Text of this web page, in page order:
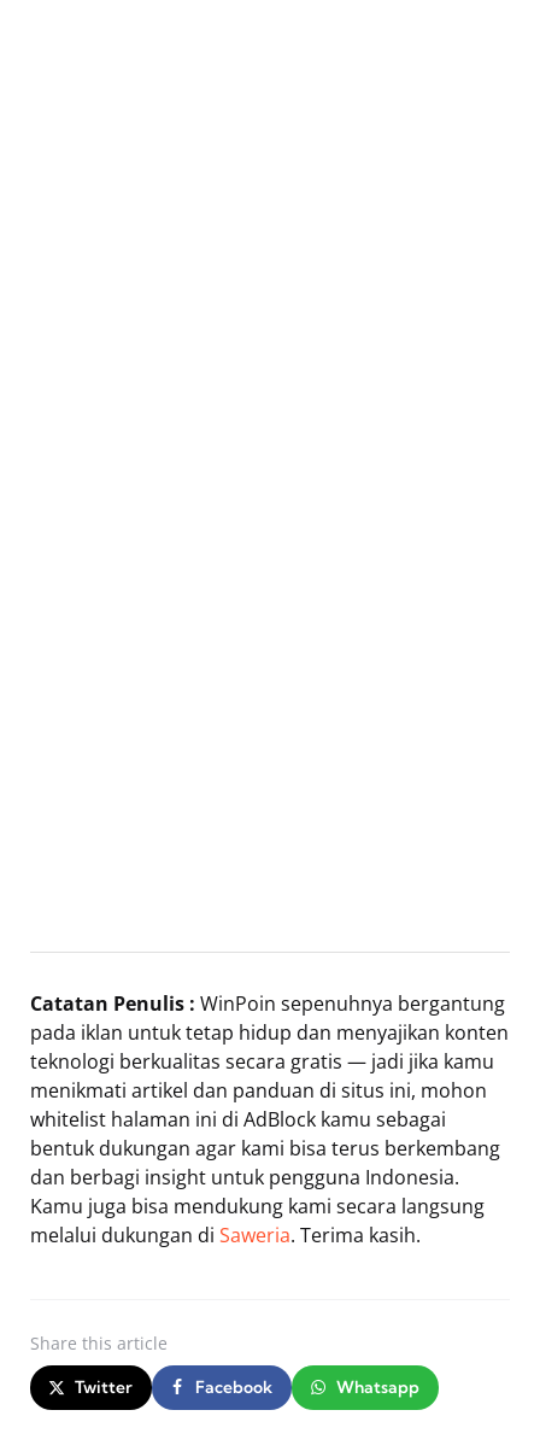
Catatan Penulis : WinPoin sepenuhnya bergantung
pada iklan untuk tetap hidup dan menyajikan konten
teknologi berkualitas secara gratis — jadi jika kamu
menikmati artikel dan panduan di situs ini, mohon
whitelist halaman ini di AdBlock kamu sebagai
bentuk dukungan agar kami bisa terus berkembang
dan berbagi insight untuk pengguna Indonesia.
Kamu juga bisa mendukung kami secara langsung
melalui dukungan di Saweria. Terima kasih.
Share this article
Twitter Facebook Whatsapp